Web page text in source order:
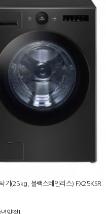
기(25kg, 블랙스테인리스) FX25KSR